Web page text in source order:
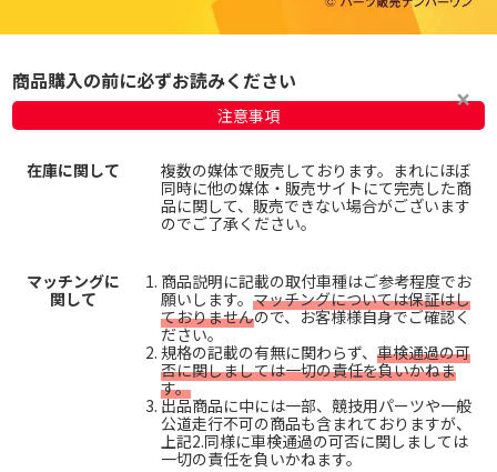
商品購入の前に必ずお読みください
注意事項
在庫に関して
複数の媒体で販売しております。まれにほぼ
同時に他の媒体・販売サイトにて完売した商
品に関して、販売できない場合がございます
のでご了承ください。
マッチングに
関して
商品説明に記載の取付車種はご参考程度でお
願いします。 マッチングについては保証はし
ておりませんので、お客様様自身でご確認く
ださい。
規格の記載の有無に関わらず、 車検通過の可
否に関しましては一切の責任を負いかねま
す。
出品商品に中には一部、競技用パーツや一般
公道走行不可の商品も含まれておりますが、
上記2.同様に車検通過の可否に関しましては
一切の責任を負いかねます。